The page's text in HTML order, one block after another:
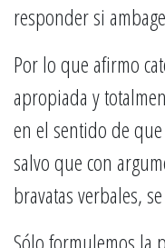
responder si
Por lo que afirmo
apropiada y
en el sentido de
salvo que con
bravatas verbales,